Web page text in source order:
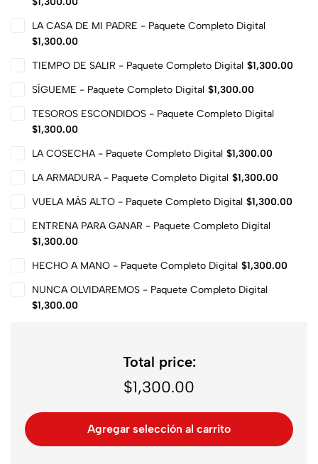
LA CASA DE MI PADRE - Paquete Completo Digital
$1,300.00
TIEMPO DE SALIR - Paquete Completo Digital $1,300.00
SÍGUEME - Paquete Completo Digital $1,300.00
TESOROS ESCONDIDOS - Paquete Completo Digital
$1,300.00
LA COSECHA - Paquete Completo Digital $1,300.00
LA ARMADURA - Paquete Completo Digital $1,300.00
VUELA MÁS ALTO - Paquete Completo Digital $1,300.00
ENTRENA PARA GANAR - Paquete Completo Digital
$1,300.00
HECHO A MANO - Paquete Completo Digital $1,300.00
NUNCA OLVIDAREMOS - Paquete Completo Digital
$1,300.00
Total price:
$1,300.00
Agregar selección al carrito